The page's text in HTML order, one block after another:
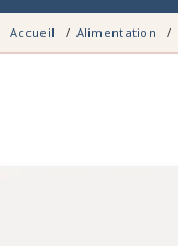
Accueil Alimentation